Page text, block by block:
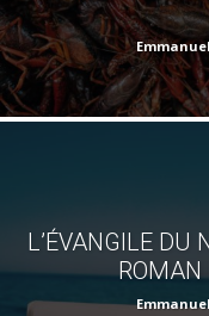
L’ÉVANGILE DU
ROMAN